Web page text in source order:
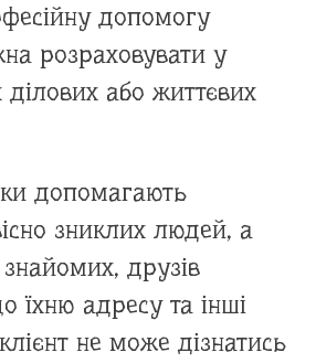
допомогу
розраховувати у
або життєвих
допомагають
зниклих людей, а
друзів
їхню адресу та інші
не може дізнатись